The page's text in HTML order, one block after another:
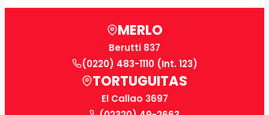
MERLO
Berutti 837
(0220) 483-1110 (Int. 123)
TORTUGUITAS
El Callao 3697